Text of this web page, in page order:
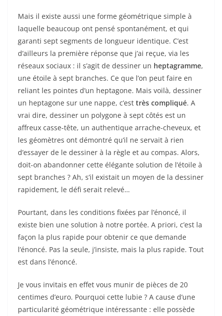
Mais il existe aussi une forme géométrique simple à
laquelle beaucoup ont pensé spontanément, et qui
garanti sept segments de longueur identique. C’est
d’ailleurs la première réponse que j’ai reçue, via les
réseaux sociaux : il s’agit de dessiner un heptagramme,
une étoile à sept branches. Ce que l’on peut faire en
reliant les pointes d’un heptagone. Mais voilà, dessiner
un heptagone sur une nappe, c’est très compliqué. A
vrai dire, dessiner un polygone à sept côtés est un
affreux casse-tête, un authentique arrache-cheveux, et
les géomètres ont démontré qu’il ne servait à rien
d’essayer de le dessiner à la règle et au compas. Alors,
doit-on abandonner cette élégante solution de l’étoile à
sept branches ? Ah, s’il existait un moyen de la dessiner
rapidement, le défi serait relevé…
Pourtant, dans les conditions fixées par l’énoncé, il
existe bien une solution à notre portée. A priori, c’est la
façon la plus rapide pour obtenir ce que demande
l’énoncé. Pas la seule, j’insiste, mais la plus rapide. Tout
est dans l’énoncé.
Je vous invitais en effet vous munir de pièces de 20
centimes d’euro. Pourquoi cette lubie ? A cause d’une
particularité géométrique intéressante : elle possède